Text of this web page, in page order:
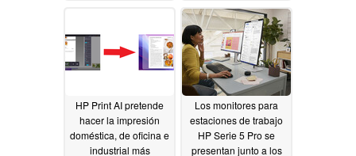
09/25/2024
HP Print AI pretende
hacer la impresión
doméstica, de oficina e
industrial más
Los monitores para
estaciones de trabajo
HP Serie 5 Pro se
presentan junto a los